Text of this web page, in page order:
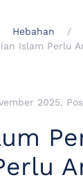
Hebahan
Islam Perlu
2025.